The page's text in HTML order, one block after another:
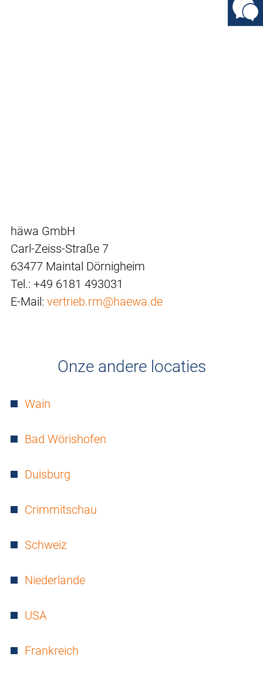
häwa GmbH
Carl-Zeiss-Straße 7
63477 Maintal Dörnigheim
Tel.: +49 6181 493031
E-Mail: vertrieb.rm@haewa.de
Onze andere locaties
Wain
Bad Wörishofen
Duisburg
Crimmitschau
Schweiz
Niederlande
USA
Frankreich